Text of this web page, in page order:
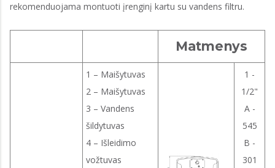
rekomenduojama montuoti įrenginį kartu su vandens filtru.
Matmenys
1 – Maišytuvas
2 – Maišytuvas
3 – Vandens
šildytuvas
4 – Išleidimo
vožtuvas
1 -
1/2"
A -
545
B -
301